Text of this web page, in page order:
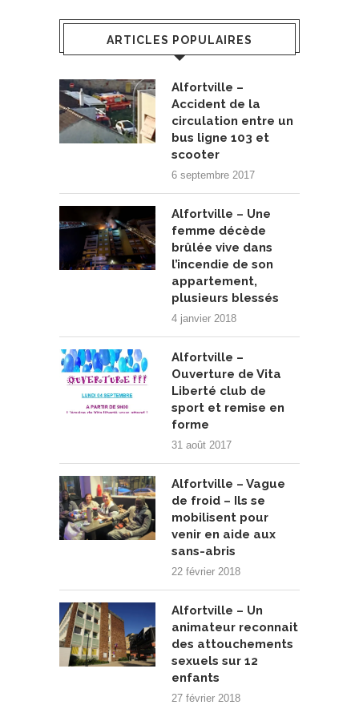
ARTICLES POPULAIRES
Alfortville –
Accident de la
circulation entre un
bus ligne 103 et
scooter
6 septembre 2017
Alfortville – Une
femme décède
brûlée vive dans
l’incendie de son
appartement,
plusieurs blessés
4 janvier 2018
Alfortville –
Ouverture de Vita
Liberté club de
sport et remise en
forme
31 août 2017
Alfortville – Vague
de froid – Ils se
mobilisent pour
venir en aide aux
sans-abris
22 février 2018
Alfortville – Un
animateur reconnait
des attouchements
sexuels sur 12
enfants
27 février 2018